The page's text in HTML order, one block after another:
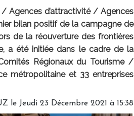
Agences d’attractivité / Agences
bilan positif de la campagne de
de la réouverture des frontières
a été initiée dans le cadre de la
Régionaux du Tourisme /
métropolitaine et 33 entreprises
le Jeudi 23 Décembre 2021 à 15:38